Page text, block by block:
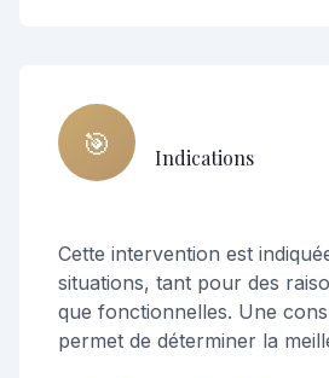
🎯 Indications
Cette intervention est
situations, tant pour des
que fonctionnelles. Une
permet de déterminer la